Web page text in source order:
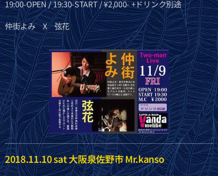
19:00-OPEN / 19:30-START / ¥2,000- +ドリンク別途
仲街よみ X 弦花
2018.11.10 sat 大阪泉佐野市 Mr.kanso